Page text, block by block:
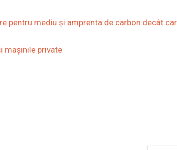
pentru mediu și amprenta de carbon decât
mașinile private